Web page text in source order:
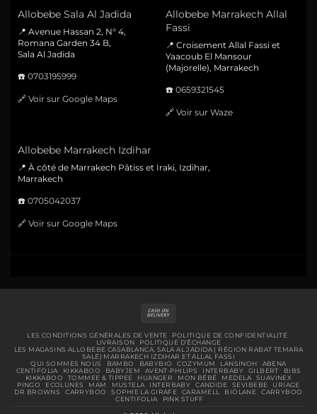
Allobebe Sala Al Jadida
📍 Avenue Hassan 2, N° 4,
Romana Garden 34 B,
Sala Al Jadida
☎️ 0703195999
🔗 Voir sur Google Maps
Allobebe Marrakech Allal
Fassi
📍 Croisement Allal Fassi et
Yaacoub El Mansour
(Majorelle), Marrakech
☎️ 0659321545
🔗 Voir sur Waze
Allobebe Marrakech Izdihar
📍 À côté de Marrakech Pâtiss et Iraki, Izdihar,
Marrakech
☎️ 0705042037
🔗 Voir sur Google Maps
Delivery
LES CONDITIONS GÉNÉRALES DE VENTE
POLITIQUE DE CONFIDENTIALITÉ
LIVRAISON
POLITIQUE D’ÉCHANGE
LES MAGASINS ALLOBEBE CASABLANCA, SALA AL JADIDA ( RÉGION RABAT TEMARA
SALÉ) MARRAKECH IZDIHAR ET ALLAL FASSI
QUI SOMMES NOUS
BAMBO BABYBIO COZYMUM LANSINOH
ABENA
CENTIFOLIA
KIKKABOO BABYJEM AVENT-PHILIPS INTERBABY GILBERT
BIBS
KIKKABOO
TOMMEE & TIPPEE HUANGER MON BÉBÉ MEDELA
SUAVINEX
PINGO
ECOLUNES MAM MUSTELA INTERBABY CANDIDE SEVIBEBE
URIAGE
DR BROWNS
CARRYBOO SOPHIE LA GIRAFE CARAMELL BIOLANE
CARRYBOO
CENTIFOLIA
PINK STUFF